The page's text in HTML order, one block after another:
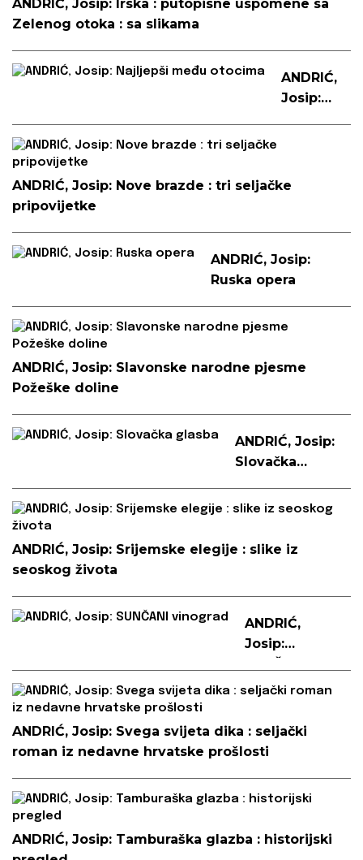
ANDRIĆ, Josip: Irska : putopisne uspomene sa
Zelenog otoka : sa slikama
ANDRIĆ,
Josip:
ANDRIĆ, Josip: Nove brazde : tri seljačke
pripovijetke
ANDRIĆ, Josip:
Ruska opera
ANDRIĆ, Josip: Slavonske narodne pjesme
Požeške doline
ANDRIĆ, Josip:
Slovačka
ANDRIĆ, Josip: Srijemske elegije : slike iz
seoskog života
ANDRIĆ,
Josip:
vinograd
ANDRIĆ, Josip: Svega svijeta dika : seljački
roman iz nedavne hrvatske prošlosti
ANDRIĆ, Josip: Tamburaška glazba : historijski